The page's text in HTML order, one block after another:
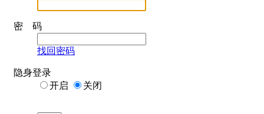
密 码
找回密码
隐身登录
开启
关闭